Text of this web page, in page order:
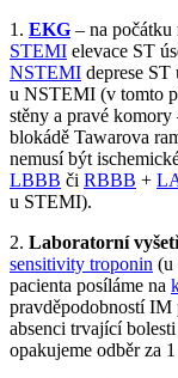
1. EKG – na
STEMI elevace ST
NSTEMI deprese
u NSTEMI (v tomto
stěny a pravé
blokádě Tawarova
nemusí být
LBBB či RBBB +
u STEMI).
2. Laboratorní
sensitivity troponin (u
pacienta posíláme na
pravděpodobností
absenci trvající
opakujeme odběr za